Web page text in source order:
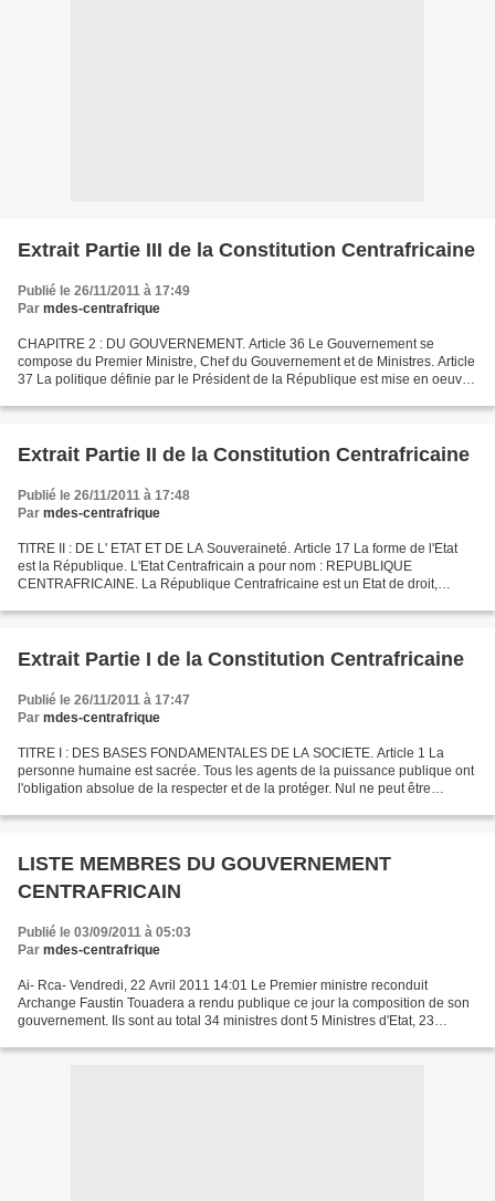
Extrait Partie III de la Constitution Centrafricaine
Publié le 26/11/2011 à 17:49
Par mdes-centrafrique
CHAPITRE 2 : DU GOUVERNEMENT. Article 36 Le Gouvernement se
compose du Premier Ministre, Chef du Gouvernement et de Ministres. Article
37 La politique définie par le Président de la République est mise en oeuvre
Extrait Partie II de la Constitution Centrafricaine
Publié le 26/11/2011 à 17:48
Par mdes-centrafrique
TITRE II : DE L' ETAT ET DE LA Souveraineté. Article 17 La forme de l'Etat
est la République. L'Etat Centrafricain a pour nom : REPUBLIQUE
CENTRAFRICAINE. La République Centrafricaine est un Etat de droit,
Extrait Partie I de la Constitution Centrafricaine
Publié le 26/11/2011 à 17:47
Par mdes-centrafrique
TITRE I : DES BASES FONDAMENTALES DE LA SOCIETE. Article 1 La
personne humaine est sacrée. Tous les agents de la puissance publique ont
l'obligation absolue de la respecter et de la protéger. Nul ne peut être
LISTE MEMBRES DU GOUVERNEMENT
CENTRAFRICAIN
Publié le 03/09/2011 à 05:03
Par mdes-centrafrique
Ai- Rca- Vendredi, 22 Avril 2011 14:01 Le Premier ministre reconduit
Archange Faustin Touadera a rendu publique ce jour la composition de son
gouvernement. Ils sont au total 34 ministres dont 5 Ministres d'Etat, 23